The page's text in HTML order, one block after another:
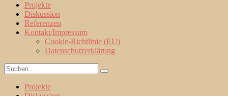
Projekte
Diskussion
Referenzen
Kontakt/Impressum
Cookie-Richtlinie (EU)
Datenschutzerklärung
Suche
nach:
Suchen
Projekte